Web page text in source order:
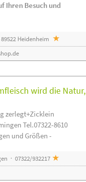
Ihren Besuch und
Heidenheim
wird die Natur,
zerlegt+Zicklein
Tel.07322-8610
und Größen -
· 07322/932217